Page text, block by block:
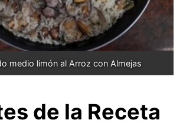
medio limón al Arroz con Almejas
de la Receta